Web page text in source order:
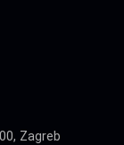
Zagreb